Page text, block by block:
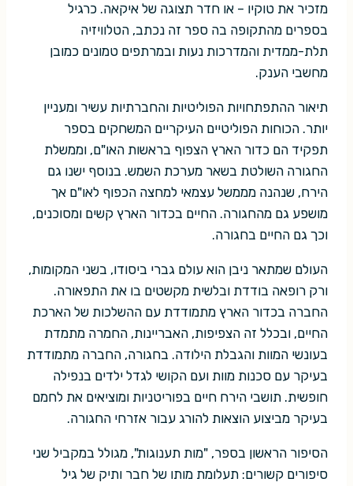
מזכיר את טוקיו – או חדר תצוגה של איקאה. כרגיל
בספרים מהתקופה בה ספר זה נכתב, הטלוויזיה
תלת-ממדית והמדרכות נעות ובמרתפים טמונים כמובן
מחשבי הענק.
תיאור ההתפתחויות הפוליטיות והחברתיות עשיר ומעניין
יותר. הכוחות הפוליטיים העיקריים המשחקים בספר
תפקיד הם כדור הארץ הצפוף בראשות האו"ם, וממשלת
החגורה השולטת בשאר מערכת השמש. בנוסף ישנו גם
הירח, שנהנה מממשל עצמאי למחצה הכפוף לאו"ם אך
מושפע גם מהחגורה. החיים בכדור הארץ קשים ומסוכנים,
וכך גם החיים בחגורה.
העולם שמתאר ניבן הוא עולם גברי ביסודו, בשני המקומות,
ורק רופאה בודדת ובלשית מקשטים בו את התפאורה.
החברה בכדור הארץ מתמודדת עם ההשלכות של הארכת
החיים, ובכלל זה הצפיפות, האבריינות, החמרה מתמדת
בעונשי המוות והגבלת הילודה. בחגורה, החברה מתמודדת
בעיקר עם סכנות מוות ועם הקושי לגדל ילדים בנפילה
חופשית. תושבי הירח חיים בפוריטניות ומוציאים את לחמם
בעיקר מביצוע הוצאות להורג עבור אזרחי החגורה.
הסיפור הראשון בספר, "מות תענוגות", מגולל במקביל שני
סיפורים קשורים: תעלומת מותו של חבר ותיק של גיל